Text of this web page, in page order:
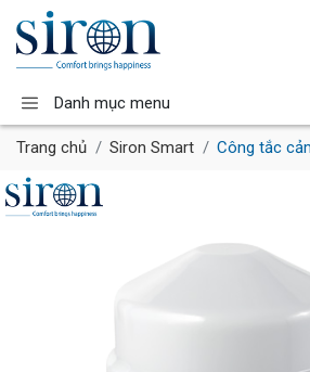
Danh mục menu
Trang chủ Siron Smart Công tắc